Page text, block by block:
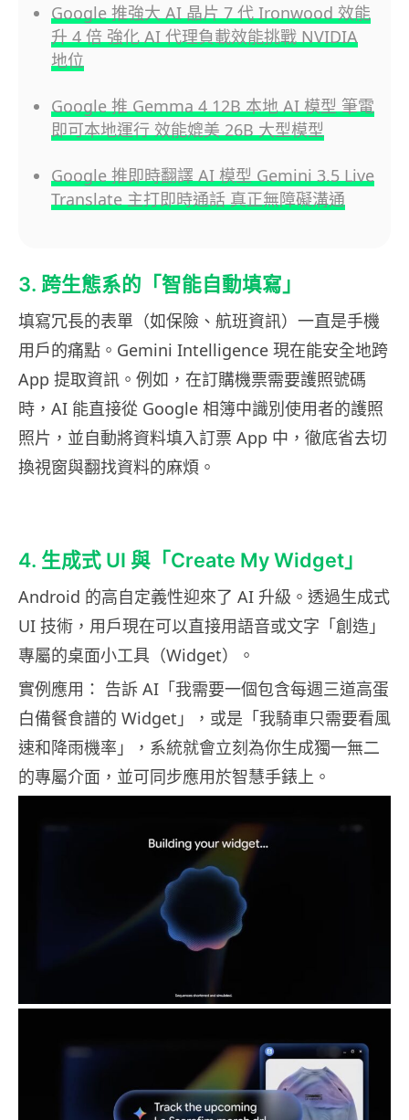
Google 推強大 AI 晶片 7 代 Ironwood 效能
升 4 倍 強化 AI 代理負載效能挑戰 NVIDIA
地位
Google 推 Gemma 4 12B 本地 AI 模型 筆電
即可本地運行 效能媲美 26B 大型模型
Google 推即時翻譯 AI 模型 Gemini 3.5 Live
Translate 主打即時通話 真正無障礙溝通
3. 跨生態系的「智能自動填寫」
填寫冗長的表單（如保險、航班資訊）一直是手機
用戶的痛點。Gemini Intelligence 現在能安全地跨
App 提取資訊。例如，在訂購機票需要護照號碼
時，AI 能直接從 Google 相簿中識別使用者的護照
照片，並自動將資料填入訂票 App 中，徹底省去切
換視窗與翻找資料的麻煩。
4. 生成式 UI 與「Create My Widget」
Android 的高自定義性迎來了 AI 升級。透過生成式
UI 技術，用戶現在可以直接用語音或文字「創造」
專屬的桌面小工具（Widget）。
實例應用： 告訴 AI「我需要一個包含每週三道高蛋
白備餐食譜的 Widget」，或是「我騎車只需要看風
速和降雨機率」，系統就會立刻為你生成獨一無二
的專屬介面，並可同步應用於智慧手錶上。